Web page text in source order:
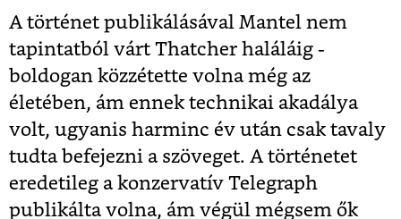
A történet publikálásával Mantel nem
tapintatból várt Thatcher haláláig -
boldogan közzétette volna még az
életében, ám ennek technikai akadálya
volt, ugyanis harminc év után csak tavaly
tudta befejezni a szöveget. A történetet
eredetileg a konzervatív Telegraph
publikálta volna, ám végül mégsem ők